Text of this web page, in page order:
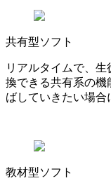
共有型ソフト
リアルタイムで、
換できる共有系の機
ばしていきたい場合
教材型ソフト